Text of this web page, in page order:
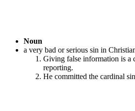
Noun
a very bad or serious sin in
Giving false information is a
reporting.
He committed the cardinal